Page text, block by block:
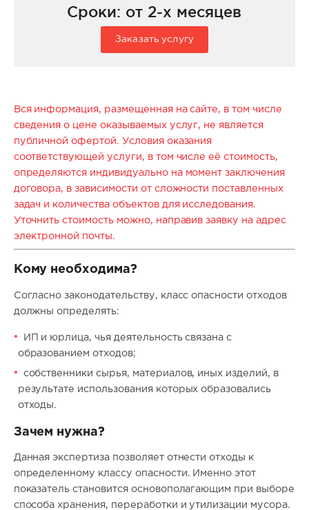
Сроки: от 2-х месяцев
Заказать услугу
Вся информация, размещенная на сайте, в том числе
сведения о цене оказываемых услуг, не является
публичной офертой. Условия оказания
соответствующей услуги, в том числе её стоимость,
определяются индивидуально на момент заключения
договора, в зависимости от сложности поставленных
задач и количества объектов для исследования.
Уточнить стоимость можно, направив заявку на адрес
электронной почты.
Кому необходима?
Согласно законодательству, класс опасности отходов
должны определять:
ИП и юрлица, чья деятельность связана с
образованием отходов;
собственники сырья, материалов, иных изделий, в
результате использования которых образовались
отходы.
Зачем нужна?
Данная экспертиза позволяет отнести отходы к
определенному классу опасности. Именно этот
показатель становится основополагающим при выборе
способа хранения, переработки и утилизации мусора.